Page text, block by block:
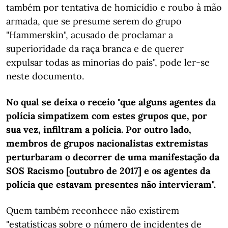
também por tentativa de homicídio e roubo à mão
armada, que se presume serem do grupo
"Hammerskin", acusado de proclamar a
superioridade da raça branca e de querer
expulsar todas as minorias do país", pode ler-se
neste documento.
No qual se deixa o receio "que alguns agentes da
polícia simpatizem com estes grupos que, por
sua vez, infiltram a polícia. Por outro lado,
membros de grupos nacionalistas extremistas
perturbaram o decorrer de uma manifestação da
SOS Racismo [outubro de 2017] e os agentes da
polícia que estavam presentes não intervieram".
Quem também reconhece não existirem
"estatísticas sobre o número de incidentes de